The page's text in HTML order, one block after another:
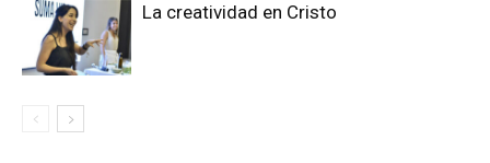
La creatividad en Cristo